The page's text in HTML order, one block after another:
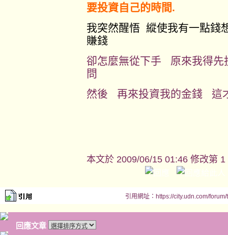
要投資自己的時間.
我突然醒悟 縱使我有一點錢
賺錢
卻怎麼無從下手 原來我得
問
然後 再來投資我的金錢 這
本文於 2009/06/15 01:46 修改第 1
引用網址：https://city.udn.com/
回應文章